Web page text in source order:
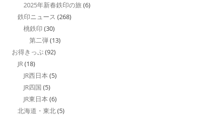
2025年新春鉄印の旅 (6)
鉄印ニュース (268)
桃鉄印 (30)
第二弾(13)
お得きっぷ(92)
JR(18)
JR西日本 (5)
JR四国 (5)
JR東日本 (6)
北海道・東北(5)